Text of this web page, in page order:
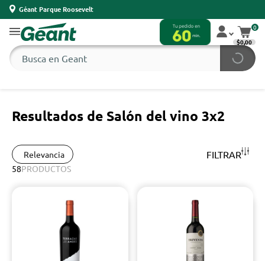
Géant Parque Roosevelt
0
$0,00
Resultados de Salón del vino 3x2
Relevancia FILTRAR
58PRODUCTOS